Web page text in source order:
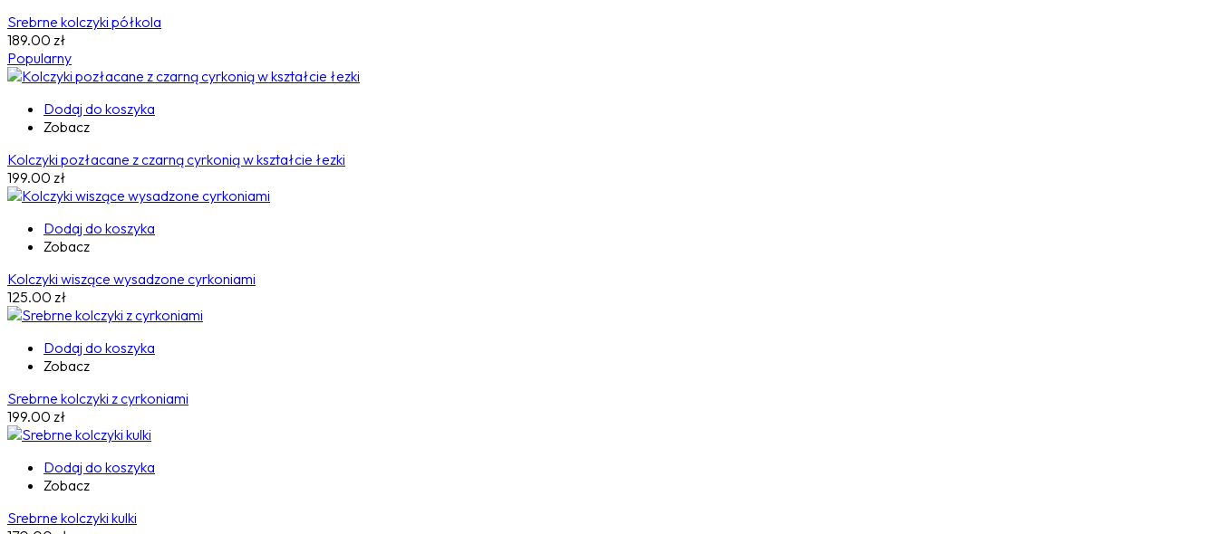
Srebrne kolczyki półkola
189.00 zł
Popularny
Dodaj do koszyka
Zobacz
Kolczyki pozłacane z czarną cyrkonią w kształcie łezki
199.00 zł
Dodaj do koszyka
Zobacz
Kolczyki wiszące wysadzone cyrkoniami
125.00 zł
Dodaj do koszyka
Zobacz
Srebrne kolczyki z cyrkoniami
199.00 zł
Dodaj do koszyka
Zobacz
Srebrne kolczyki kulki